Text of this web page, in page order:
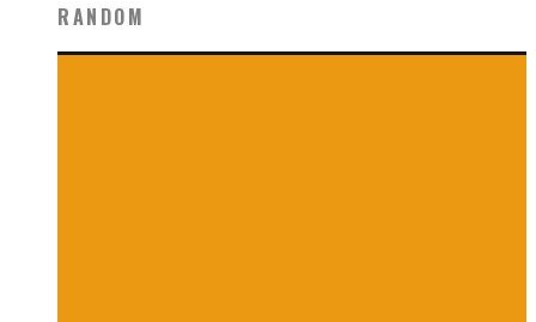
RANDOM